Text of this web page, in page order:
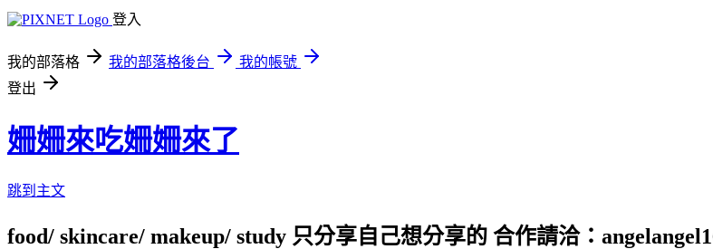
登入
我的部落格 我的部落格後台
我的帳號
登出
姍姍來吃姍姍來了
跳到主文
food/ skincare/ makeup/ study 只分享自己想分享的 合作請洽：